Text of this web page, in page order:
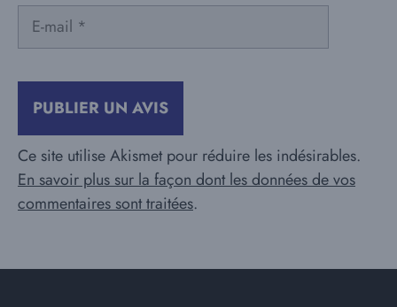
mail
Ce site utilise Akismet pour réduire les indésirables.
En savoir plus sur la façon dont les données de vos
commentaires sont traitées.